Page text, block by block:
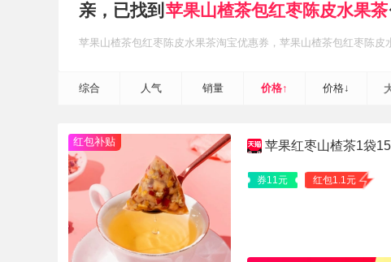
亲，已找到 苹果山楂茶包红枣陈皮水果茶
苹果山楂茶包红枣陈皮水果茶淘宝优惠券 ，苹果山楂茶包红枣陈皮
综合 人气 销量 价格↑ 价格↓
红包补贴 苹果红枣山楂茶1袋
券11元 红包1.1元